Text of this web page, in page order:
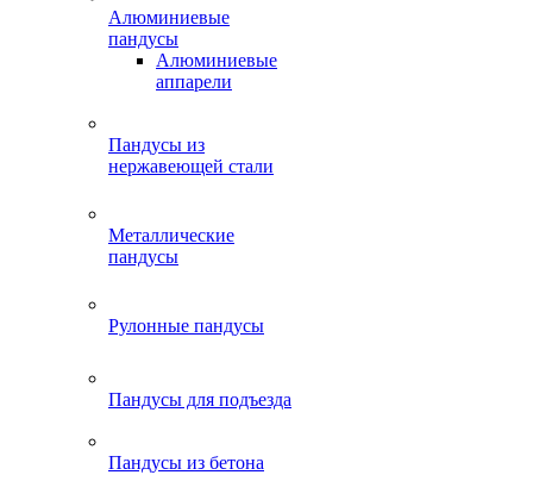
Алюминиевые
пандусы
Алюминиевые
аппарели
Пандусы из
нержавеющей стали
Металлические
пандусы
Рулонные пандусы
Пандусы для подъезда
Пандусы из бетона